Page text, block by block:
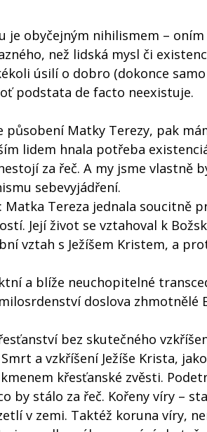
je obyčejným nihilismem –
než lidská mysl či
úsilí o dobro (dokonce
podstata de facto neexistuje.
Matky Terezy, pak
lidem hnala potřeba
za řeč. A my jsme vlastně
sebevyjádření.
Tereza jednala soucitně
Její život se vztahoval k
vztah s Ježíšem Kristem, a
a blíže neuchopitelné
doslova zhmotnělé
bez skutečného
a vzkříšení Ježíše Krista,
křesťanské zvěsti.
by stálo za řeč. Kořeny víry –
v zemi. Taktéž koruna víry,